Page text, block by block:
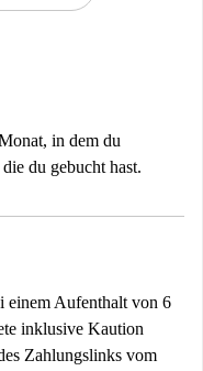
in dem du
du gebucht hast.
einem Aufenthalt von 6
inklusive Kaution
Zahlungslinks vom